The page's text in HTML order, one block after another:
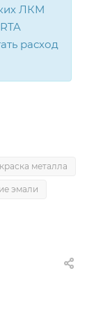
ЛКМ
расход
металла
эмали